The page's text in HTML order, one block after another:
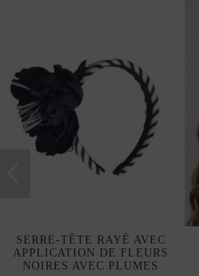
SERRE-TÊTE RAYÉ AVEC
APPLICATION DE FLEURS
NOIRES AVEC PLUMES